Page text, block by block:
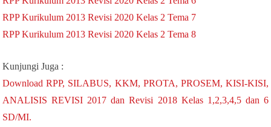
RPP Kurikulum 2013 Revisi 2020 Kelas 2 Tema 7
RPP Kurikulum 2013 Revisi 2020 Kelas 2 Tema 8
Kunjungi Juga :
Download RPP, SILABUS, KKM, PROTA, PROSEM, KISI-KISI,
ANALISIS REVISI 2017 dan Revisi 2018 Kelas 1,2,3,4,5 dan 6
SD/MI.